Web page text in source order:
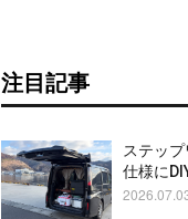
注目記事
ステップ
仕様に